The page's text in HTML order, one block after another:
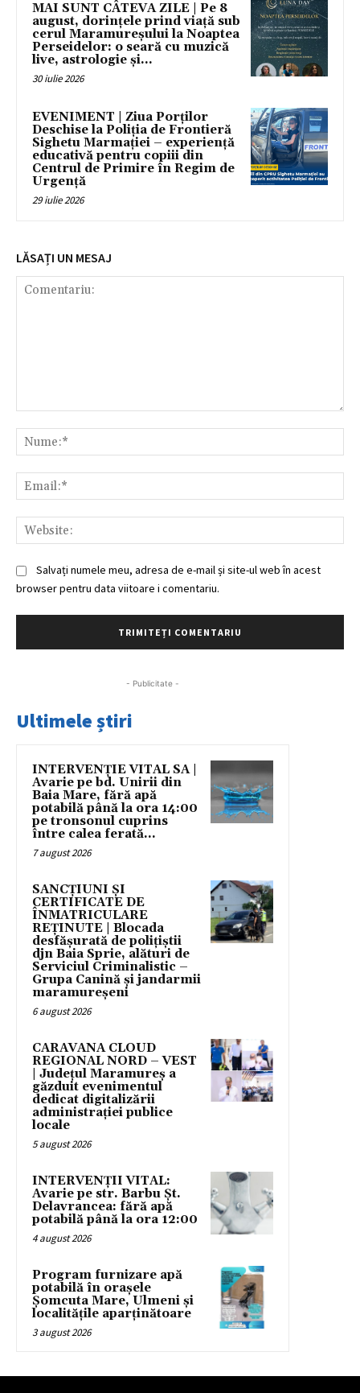
MAI SUNT CÂTEVA ZILE | Pe 8
august, dorințele prind viață sub
cerul Maramureșului la Noaptea
Perseidelor: o seară cu muzică
live, astrologie și...
30 iulie 2026
EVENIMENT | Ziua Porților
Deschise la Poliția de Frontieră
Sighetu Marmației – experiență
educativă pentru copiii din
Centrul de Primire în Regim de
Urgență
29 iulie 2026
LĂSAȚI UN MESAJ
Salvați numele meu, adresa de e-mail și site-ul web în acest
browser pentru data viitoare i comentariu.
- Publicitate -
Ultimele știri
INTERVENȚIE VITAL SA |
Avarie pe bd. Unirii din
Baia Mare, fără apă
potabilă până la ora 14:00
pe tronsonul cuprins
între calea ferată...
7 august 2026
SANCȚIUNI ȘI
CERTIFICATE DE
ÎNMATRICULARE
REȚINUTE | Blocada
desfășurată de polițiștii
djn Baia Sprie, alături de
Serviciul Criminalistic –
Grupa Canină și jandarmii
maramureșeni
6 august 2026
CARAVANA CLOUD
REGIONAL NORD – VEST
| Județul Maramureș a
găzduit evenimentul
dedicat digitalizării
administrației publice
locale
5 august 2026
INTERVENȚII VITAL:
Avarie pe str. Barbu Șt.
Delavrancea: fără apă
potabilă până la ora 12:00
4 august 2026
Program furnizare apă
potabilă în orașele
Șomcuta Mare, Ulmeni și
localitățile aparținătoare
3 august 2026